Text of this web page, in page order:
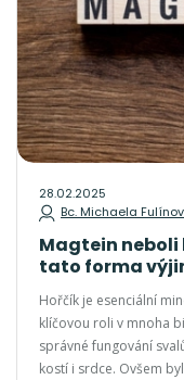
28.02.2025
Bc. Michaela
Magtein
tato forma
Hořčík je esenciální
klíčovou roli v mnoha
správné fungování
kostí i srdce. Ovšem